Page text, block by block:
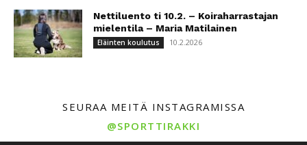
Nettiluento ti 10.2. – Koiraharrastajan
mielentila – Maria Matilainen
Eläinten koulutus 10.2.2026
SEURAA MEITÄ INSTAGRAMISSA
@SPORTTIRAKKI